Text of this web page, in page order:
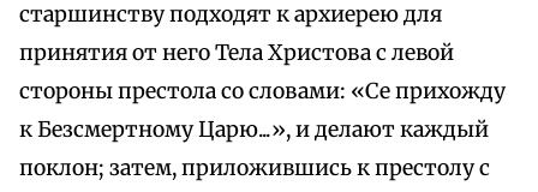
старшинству подходят к архиерею для
принятия от него Тела Христова с левой
стороны престола со словами: «Се прихожду
к Безсмертному Царю...», и делают каждый
поклон; затем, приложившись к престолу с